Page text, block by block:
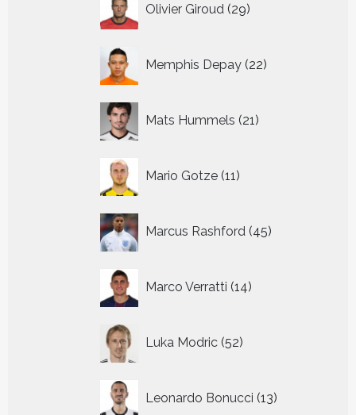
Olivier Giroud 29
producten
Memphis Depay 22
producten
Mats Hummels 21
producten
Mario Gotze 11
producten
Marcus Rashford 45
producten
Marco Verratti 14
producten
Luka Modric 52
producten
Leonardo Bonucci 13
producten